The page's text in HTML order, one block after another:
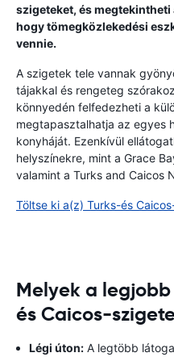
szigeteket, és
hogy tömegközlekedési
vennie.
A szigetek tele vannak
tájakkal és rengeteg
könnyedén felfedezheti a
megtapasztalhatja az egyes
konyháját. Ezenkívül
helyszínekre, mint a Grace
valamint a Turks and Caicos
Töltse ki a(z) Turks-és
Melyek a
és Caicos-
Légi úton: A legtöbb